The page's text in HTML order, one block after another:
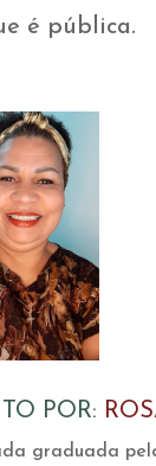
é pública.
POR:
graduada